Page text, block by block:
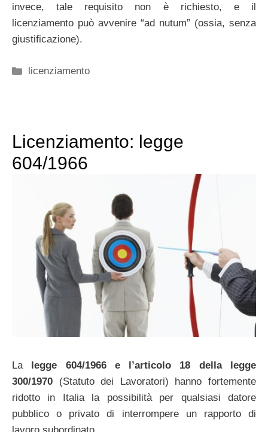
invece, tale requisito non è richiesto, e il
licenziamento può avvenire “ad nutum” (ossia, senza
giustificazione).
Categorie
licenziamento
Licenziamento: legge
604/1966
La legge 604/1966 e l’articolo 18 della legge
300/1970 (Statuto dei Lavoratori) hanno fortemente
ridotto in Italia la possibilità per qualsiasi datore
pubblico o privato di interrompere un rapporto di